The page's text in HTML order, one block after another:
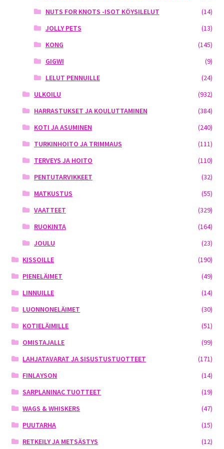
NUTS FOR KNOTS -ISOT KÖYSILELUT
(14)
JOLLY PETS
(13)
KONG
(145)
GIGWI
(9)
LELUT PENNUILLE
(24)
ULKOILU
(932)
HARRASTUKSET JA KOULUTTAMINEN
(384)
KOTI JA ASUMINEN
(240)
TURKINHOITO JA TRIMMAUS
(111)
TERVEYS JA HOITO
(110)
PENTUTARVIKKEET
(32)
MATKUSTUS
(55)
VAATTEET
(329)
RUOKINTA
(164)
JOULU
(23)
KISSOILLE
(190)
PIENELÄIMET
(49)
LINNUILLE
(14)
LUONNONELÄIMET
(30)
KOTIELÄIMILLE
(51)
OMISTAJALLE
(99)
LAHJATAVARAT JA SISUSTUSTUOTTEET
(171)
FINLAYSON
(14)
SARPLANINAC TUOTTEET
(19)
WAGS & WHISKERS
(47)
PUUTARHA
(15)
RETKEILY JA METSÄSTYS
(12)